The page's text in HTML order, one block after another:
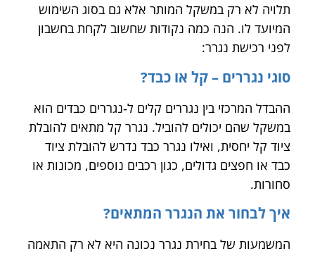
תלויה לא רק במשקל המותר אלא גם בסוג השימוש
המיועד לו. הנה כמה נקודות שחשוב לקחת בחשבון
לפני רכישת נגרר:
סוגי נגררים – קל או כבד?
ההבדל המרכזי בין נגררים קלים ל‑נגררים כבדים הוא
במשקל שהם יכולים להוביל. נגרר קל מתאים להובלת
ציוד קל יחסית, ואילו נגרר כבד נדרש להובלת ציוד
כבד או חפצים גדולים, כגון רכבים נוספים, מכונות או
סחורות.
איך לבחור את הנגרר המתאים?
המשמעות של בחירת נגרר נכונה היא לא רק התאמה